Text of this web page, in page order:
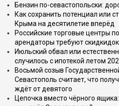
Бензин по-севастопольски:
Как сохранить потенциал или
Крыма на десятилетие вперёд
Российские торговые центры
арендаторы требуют
Июльский обвал или
случилось с ипотекой летом
Восьмой созыв
Севастополь считает, что
ждёт от девятого
Цепочка вместо чёрного